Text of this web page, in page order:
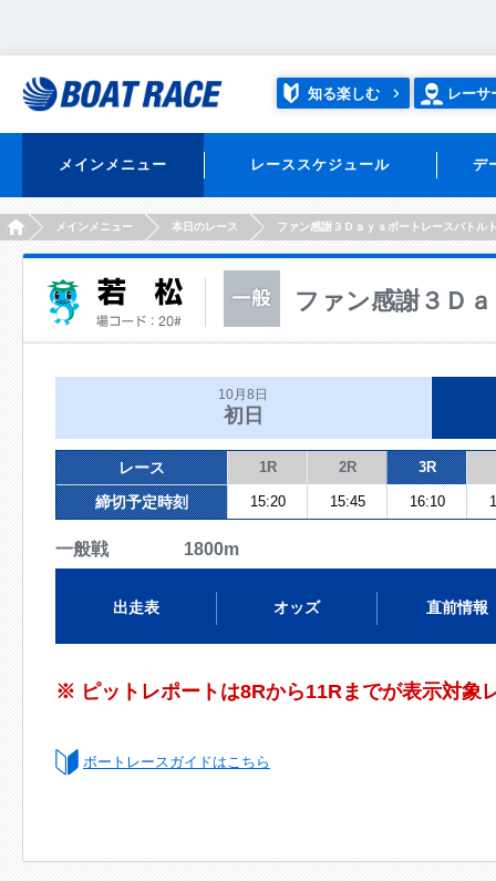
知る楽しむ レーサ
メインメニュー レーススケジュール デ
HOMEメインメニュー 本日のレース ファン感謝３Ｄａｙｓボートレースバトル
ファン感謝３Ｄ
10月8日
初日
レース 1R 2R 3R
締切予定時刻 15:20 15:45 16:10
一般戦 1800m
出走表 オッズ 直前情報
※ ピットレポートは8Rから11Rまでが表示対象
ボートレースガイドはこちら